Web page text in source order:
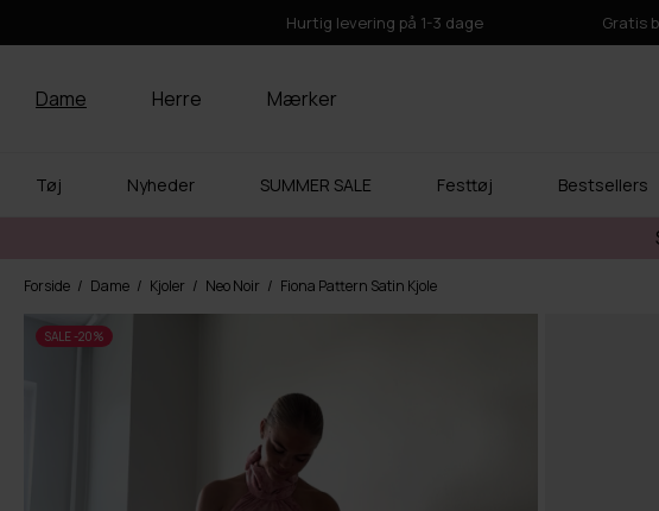
Hurtig levering på 1-3 dage Gratis
Dame Herre Mærker
Tøj Nyheder SUMMER SALE Festtøj Bestsellers
Forside Dame Kjoler Neo Noir Fiona Pattern Satin Kjole
SALE -20%